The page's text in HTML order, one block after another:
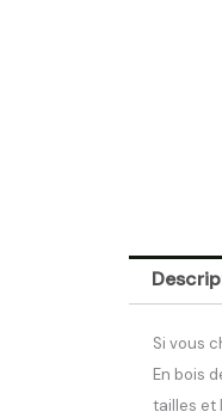
Si vous
En bois
tailles et